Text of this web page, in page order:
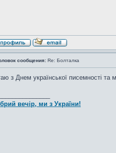
сообщения: Re: Болталка
з Днем української писемності та
вечір, ми з України!